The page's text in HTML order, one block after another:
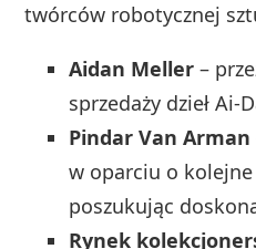
twórców robotycznej
Aidan Meller –
sprzedaży dzieł Ai-
Pindar Van Arman
w oparciu o
poszukując
Rynek